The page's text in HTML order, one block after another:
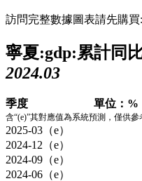
訪問完整數據圖表請先購買:
寧夏:gdp:累計同
2024.03
季度 單位：%
含“(e)”其對應值為系統預測，僅供參
2025-03（e）
2024-12（e）
2024-09（e）
2024-06（e）